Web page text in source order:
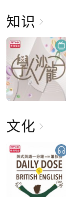
知识
文化